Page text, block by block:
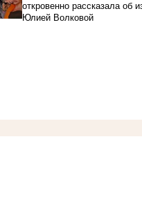
откровенно рассказала об
Юлией Волковой